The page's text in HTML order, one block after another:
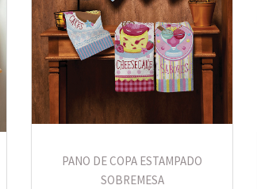
PANO DE COPA ESTAMPADO
SOBREMESA